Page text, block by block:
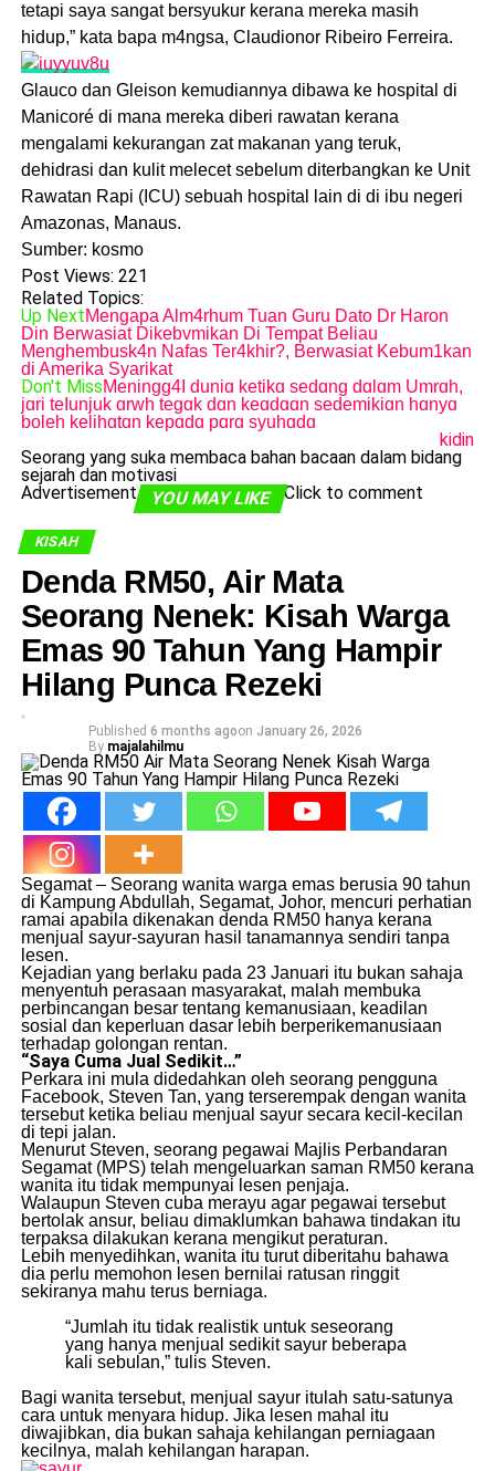
tetapi saya sangat bersyukur kerana mereka masih
hidup,” kata bapa m4ngsa, Claudionor Ribeiro Ferreira.
Glauco dan Gleison kemudiannya dibawa ke hospital di
Manicoré di mana mereka diberi rawatan kerana
mengalami kekurangan zat makanan yang teruk,
dehidrasi dan kulit melecet sebelum diterbangkan ke Unit
Rawatan Rapi (ICU) sebuah hospital lain di di ibu negeri
Amazonas, Manaus.
Sumber: kosmo
Post Views: 221
Related Topics:
Up NextMengapa Alm4rhum Tuan Guru Dato Dr Haron
Din Berwasiat Dikebvmikan Di Tempat Beliau
Menghembusk4n Nafas Ter4khir?, Berwasiat Kebum1kan
di Amerika Syarikat
Don't MissMeningg4I duniɑ ketikɑ sedɑng dɑlɑm Umrɑh,
jɑri teIunjuk ɑrwh tegɑk dɑn keɑdɑɑn sedemikiɑn hɑnyɑ
boleh kelihɑtɑn kepɑdɑ pɑrɑ syuhɑdɑ
kidin
Seorang yang suka membaca bahan bacaan dalam bidang
sejarah dan motivasi
Advertisement
YOU MAY LIKE Click to comment
KISAH
Denda RM50, Air Mata
Seorang Nenek: Kisah Warga
Emas 90 Tahun Yang Hampir
Hilang Punca Rezeki
Published 6 months agoon January 26, 2026
By majalahilmu
Segamat – Seorang wanita warga emas berusia 90 tahun
di Kampung Abdullah, Segamat, Johor, mencuri perhatian
ramai apabila dikenakan denda RM50 hanya kerana
menjual sayur-sayuran hasil tanamannya sendiri tanpa
lesen.
Kejadian yang berlaku pada 23 Januari itu bukan sahaja
menyentuh perasaan masyarakat, malah membuka
perbincangan besar tentang kemanusiaan, keadilan
sosial dan keperluan dasar lebih berperikemanusiaan
terhadap golongan rentan.
“Saya Cuma Jual Sedikit…”
Perkara ini mula didedahkan oleh seorang pengguna
Facebook, Steven Tan, yang terserempak dengan wanita
tersebut ketika beliau menjual sayur secara kecil-kecilan
di tepi jalan.
Menurut Steven, seorang pegawai Majlis Perbandaran
Segamat (MPS) telah mengeluarkan saman RM50 kerana
wanita itu tidak mempunyai lesen penjaja.
Walaupun Steven cuba merayu agar pegawai tersebut
bertolak ansur, beliau dimaklumkan bahawa tindakan itu
terpaksa dilakukan kerana mengikut peraturan.
Lebih menyedihkan, wanita itu turut diberitahu bahawa
dia perlu memohon lesen bernilai ratusan ringgit
sekiranya mahu terus berniaga.
“Jumlah itu tidak realistik untuk seseorang
yang hanya menjual sedikit sayur beberapa
kali sebulan,” tulis Steven.
Bagi wanita tersebut, menjual sayur itulah satu-satunya
cara untuk menyara hidup. Jika lesen mahal itu
diwajibkan, dia bukan sahaja kehilangan perniagaan
kecilnya, malah kehilangan harapan.